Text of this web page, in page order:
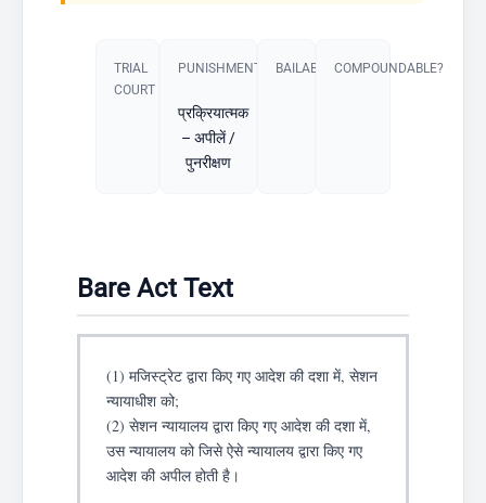
TRIAL
COURT
PUNISHMENT​
प्रक्रियात्मक
– अपीलें /
पुनरीक्षण
BAILABLE?COMPOUNDABLE?
Bare Act Text
(1) मजिस्ट्रेट द्वारा किए गए आदेश की दशा में, सेशन
न्यायाधीश को;
(2) सेशन न्यायालय द्वारा किए गए आदेश की दशा में,
उस न्यायालय को जिसे ऐसे न्यायालय द्वारा किए गए
आदेश की अपील होती है।